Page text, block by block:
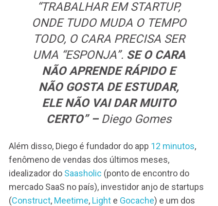
“TRABALHAR EM STARTUP,
ONDE TUDO MUDA O TEMPO
TODO, O CARA PRECISA SER
UMA “ESPONJA”. SE O CARA
NÃO APRENDE RÁPIDO E
NÃO GOSTA DE ESTUDAR,
ELE NÃO VAI DAR MUITO
CERTO” – Diego Gomes
Além disso, Diego é fundador do app 12 minutos,
fenômeno de vendas dos últimos meses,
idealizador do Saasholic (ponto de encontro do
mercado SaaS no país), investidor anjo de startups
(Construct, Meetime, Lighte Gocache) e um dos